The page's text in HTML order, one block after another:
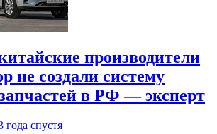
производители
не создали систему
в РФ — эксперт
года спустя